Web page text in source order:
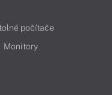
počítače
Monitory